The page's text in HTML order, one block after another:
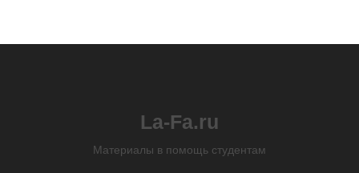
La-Fa.ru
Материалы в помощь студентам